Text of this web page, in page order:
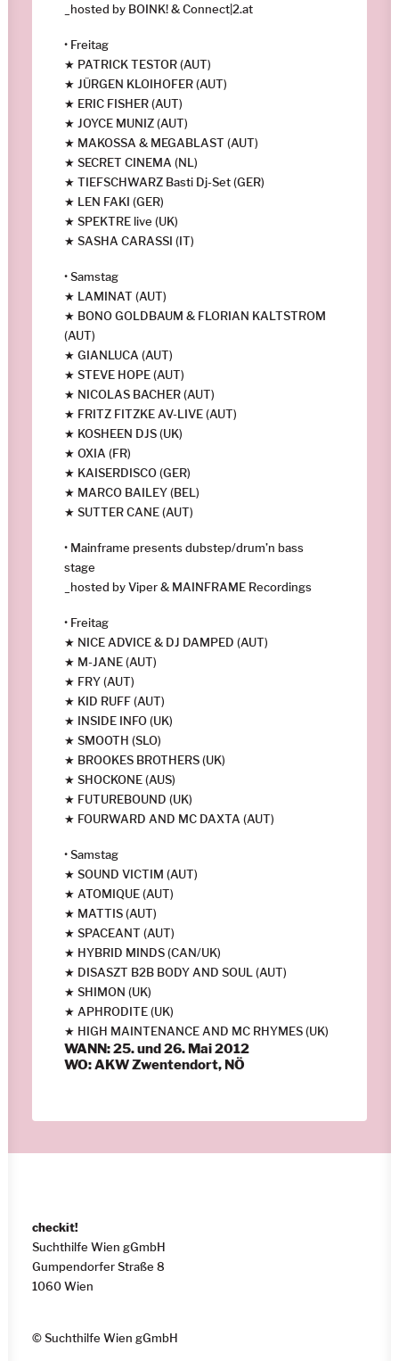
_hosted by BOINK! & Connect|2.at
• Freitag
★ PATRICK TESTOR (AUT)
★ JÜRGEN KLOIHOFER (AUT)
★ ERIC FISHER (AUT)
★ JOYCE MUNIZ (AUT)
★ MAKOSSA & MEGABLAST (AUT)
★ SECRET CINEMA (NL)
★ TIEFSCHWARZ Basti Dj-Set (GER)
★ LEN FAKI (GER)
★ SPEKTRE live (UK)
★ SASHA CARASSI (IT)
• Samstag
★ LAMINAT (AUT)
★ BONO GOLDBAUM & FLORIAN KALTSTROM
(AUT)
★ GIANLUCA (AUT)
★ STEVE HOPE (AUT)
★ NICOLAS BACHER (AUT)
★ FRITZ FITZKE AV-LIVE (AUT)
★ KOSHEEN DJS (UK)
★ OXIA (FR)
★ KAISERDISCO (GER)
★ MARCO BAILEY (BEL)
★ SUTTER CANE (AUT)
• Mainframe presents dubstep/drum’n bass
stage
_hosted by Viper & MAINFRAME Recordings
• Freitag
★ NICE ADVICE & DJ DAMPED (AUT)
★ M-JANE (AUT)
★ FRY (AUT)
★ KID RUFF (AUT)
★ INSIDE INFO (UK)
★ SMOOTH (SLO)
★ BROOKES BROTHERS (UK)
★ SHOCKONE (AUS)
★ FUTUREBOUND (UK)
★ FOURWARD AND MC DAXTA (AUT)
• Samstag
★ SOUND VICTIM (AUT)
★ ATOMIQUE (AUT)
★ MATTIS (AUT)
★ SPACEANT (AUT)
★ HYBRID MINDS (CAN/UK)
★ DISASZT B2B BODY AND SOUL (AUT)
★ SHIMON (UK)
★ APHRODITE (UK)
★ HIGH MAINTENANCE AND MC RHYMES (UK)
WANN: 25. und 26. Mai 2012
WO: AKW Zwentendort, NÖ
checkit!
Suchthilfe Wien gGmbH
Gumpendorfer Straße 8
1060 Wien
© Suchthilfe Wien gGmbH